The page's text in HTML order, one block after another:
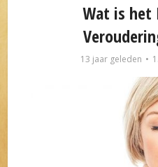
Wat is het
13 jaar geleden